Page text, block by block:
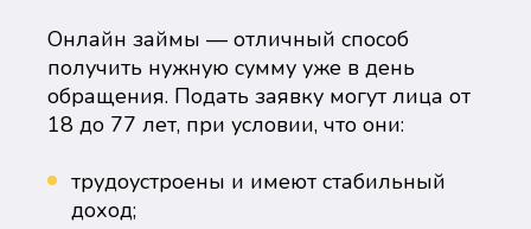
Онлайн займы — отличный способ
получить нужную сумму уже в день
обращения. Подать заявку могут лица от
18 до 77 лет, при условии, что они:
трудоустроены и имеют стабильный
доход;